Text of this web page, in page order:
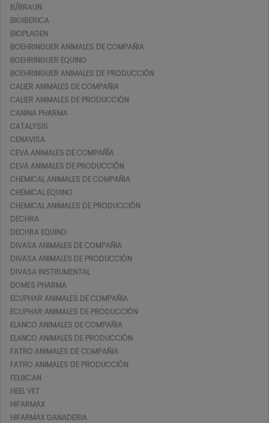
B/BRAUN
BIOIBERICA
BIOPLAGEN
BOEHRINGUER ANIMALES DE COMPAÑIA
BOEHRINGUER EQUINO
BOEHRINGUER ANIMALES DE PRODUCCIÓN
CALIER ANIMALES DE COMPAÑIA
CALIER ANIMALES DE PRODUCCIÓN
CANINA PHARMA
CATALYSIS
CENAVISA
CEVA ANIMALES DE COMPAÑÍA
CEVA ANIMALES DE PRODUCCIÓN
CHEMICAL ANIMALES DE COMPAÑIA
CHEMICAL EQUINO
CHEMICAL ANIMALES DE PRODUCCIÓN
DECHRA
DECHRA EQUINO
DIVASA ANIMALES DE COMPAÑIA
DIVASA ANIMALES DE PRODUCCIÓN
DIVASA INSTRUMENTAL
DOMES PHARMA
ECUPHAR ANIMALES DE COMPAÑIA
ECUPHAR ANIMALES DE PRODUCCIÓN
ELANCO ANIMALES DE COMPAÑIA
ELANCO ANIMALES DE PRODUCCIÓN
FATRO ANIMALES DE COMPAÑIA
FATRO ANIMALES DE PRODUCCIÓN
FELIXCAN
HEEL VET
HIFARMAX
HIFARMAX GANADERIA